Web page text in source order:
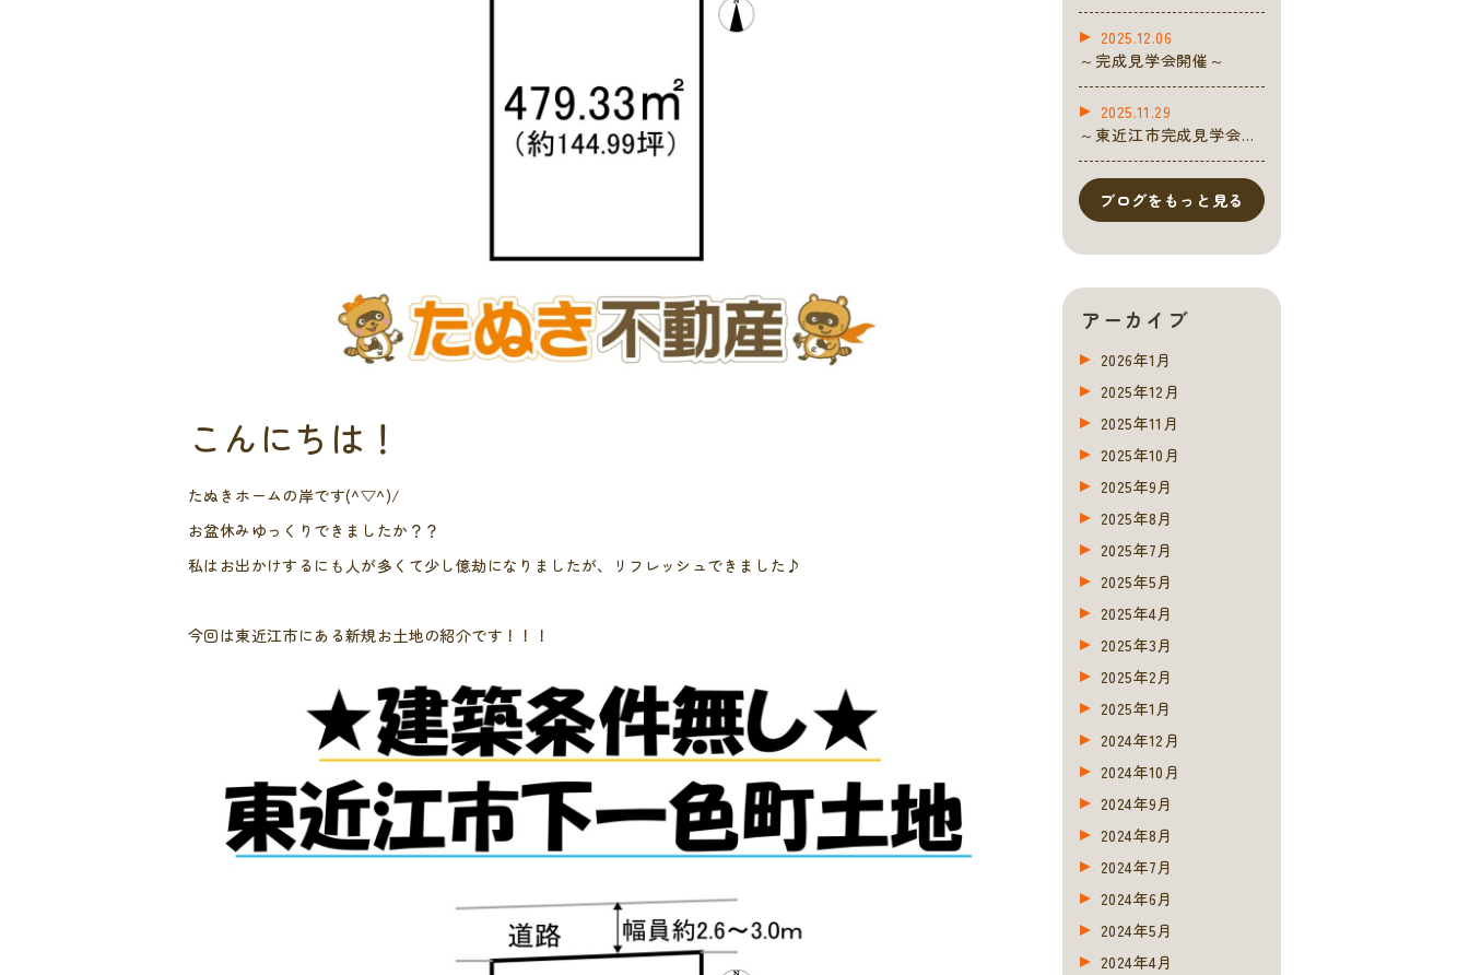
こんにちは！
たぬきホームの岸です(^▽^)/
お盆休みゆっくりできましたか？？
私はお出かけするにも人が多くて少し億劫になりましたが、リフレッシュできました♪
今回は東近江市にある新規お土地の紹介です！！！
～完成見学会開催～
2025.12.06
～東近江市完成見学会開
2025.11.29
ブログをもっと見る
アーカイブ
2026年1月
2025年12月
2025年11月
2025年10月
2025年9月
2025年8月
2025年7月
2025年5月
2025年4月
2025年3月
2025年2月
2025年1月
2024年12月
2024年10月
2024年9月
2024年8月
2024年7月
2024年6月
2024年5月
2024年4月